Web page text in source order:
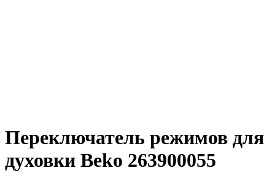
Переключатель режимов для
духовки Beko 263900055